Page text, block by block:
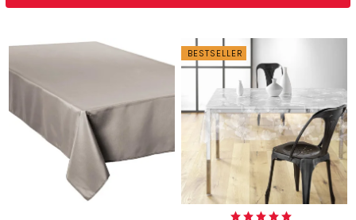
BESTSELLER